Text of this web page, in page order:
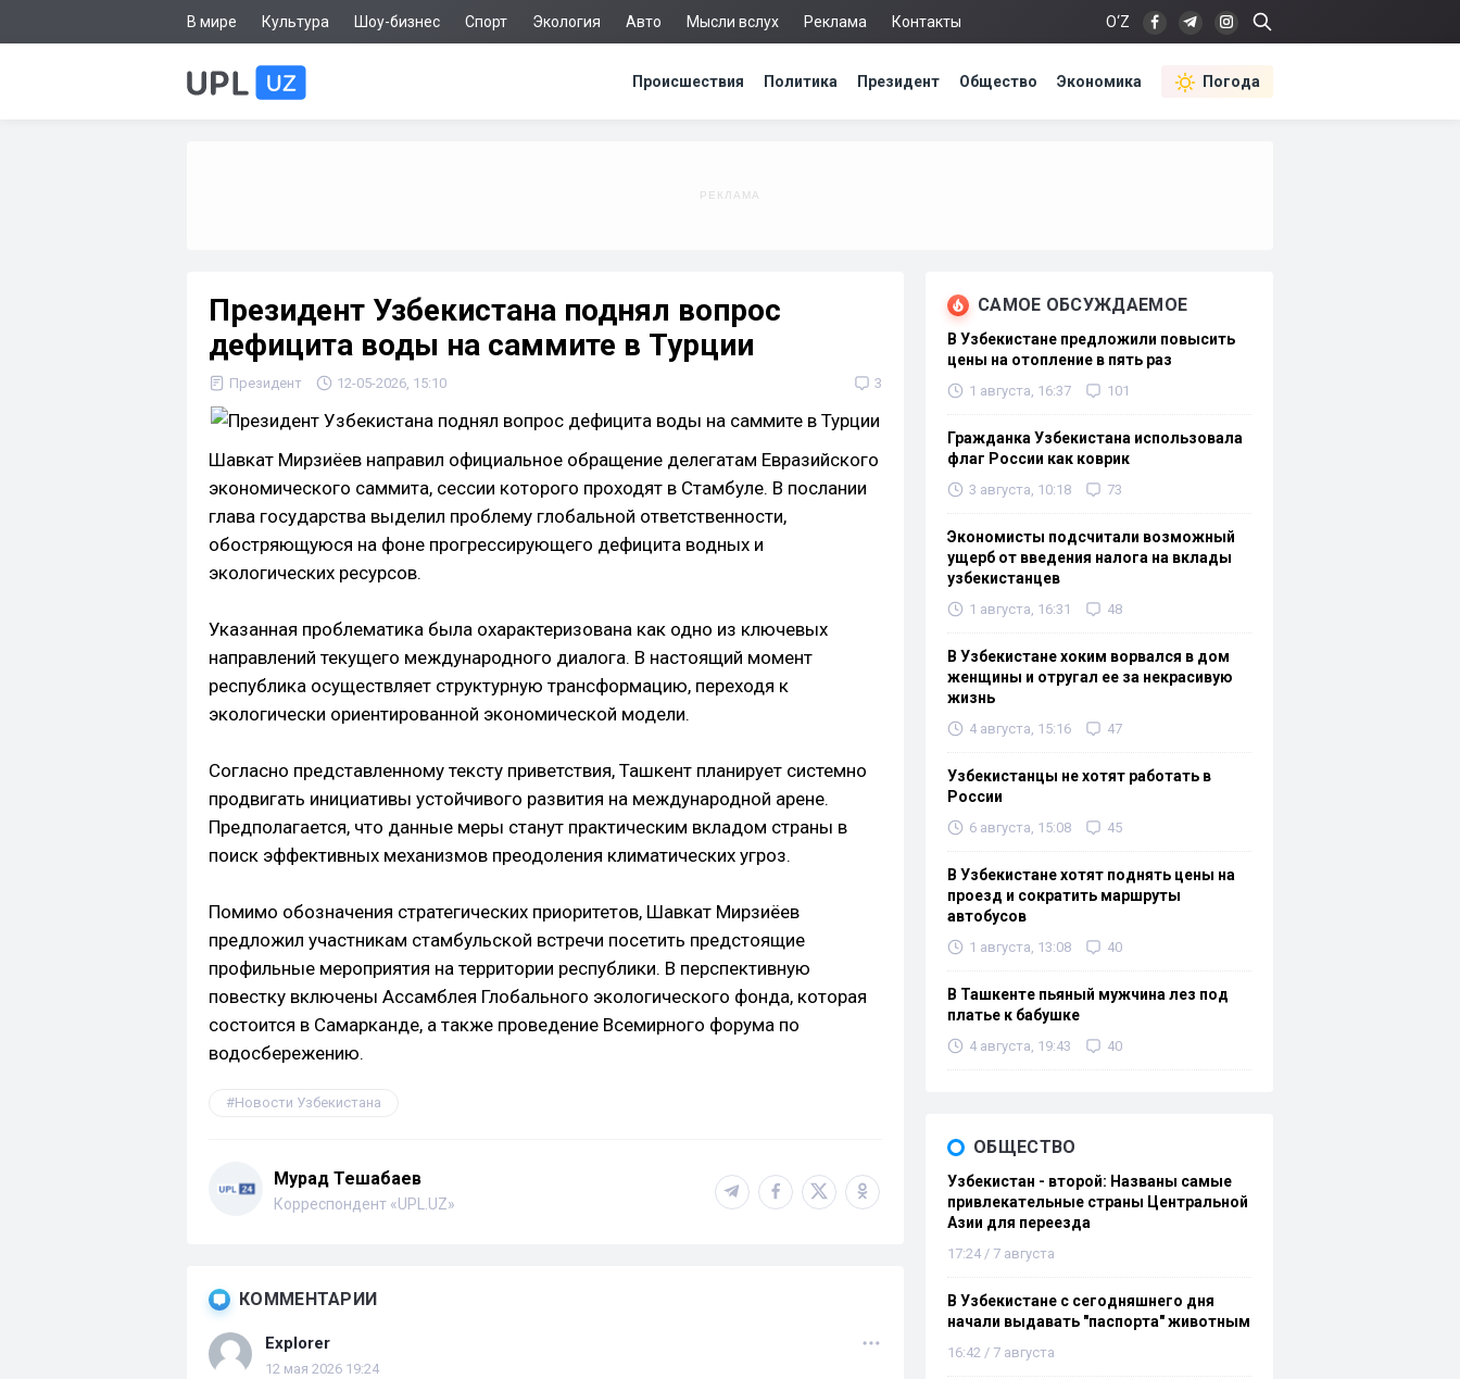
В мире Культура Шоу-бизнес Спорт Экология Авто Мысли вслух Реклама Контакты O‘Z
Происшествия Политика Президент Общество Экономика Погода
Президент Узбекистана поднял вопрос
дефицита воды на саммите в Турции
Президент 12-05-2026, 15:10 3
Шавкат Мирзиёев направил официальное обращение делегатам Евразийского
экономического саммита, сессии которого проходят в Стамбуле. В послании
глава государства выделил проблему глобальной ответственности,
обостряющуюся на фоне прогрессирующего дефицита водных и
экологических ресурсов.
Указанная проблематика была охарактеризована как одно из ключевых
направлений текущего международного диалога. В настоящий момент
республика осуществляет структурную трансформацию, переходя к
экологически ориентированной экономической модели.
Согласно представленному тексту приветствия, Ташкент планирует системно
продвигать инициативы устойчивого развития на международной арене.
Предполагается, что данные меры станут практическим вкладом страны в
поиск эффективных механизмов преодоления климатических угроз.
Помимо обозначения стратегических приоритетов, Шавкат Мирзиёев
предложил участникам стамбульской встречи посетить предстоящие
профильные мероприятия на территории республики. В перспективную
повестку включены Ассамблея Глобального экологического фонда, которая
состоится в Самарканде, а также проведение Всемирного форума по
водосбережению.
Новости Узбекистана
Мурад Тешабаев
Корреспондент «UPL.UZ»
КОММЕНТАРИИ
Explorer
12 мая 2026 19:24
САМОЕ ОБСУЖДАЕМОЕ
В Узбекистане предложили повысить
цены на отопление в пять раз
1 августа, 16:37 101
Гражданка Узбекистана использовала
флаг России как коврик
3 августа, 10:18 73
Экономисты подсчитали возможный
ущерб от введения налога на вклады
узбекистанцев
1 августа, 16:31 48
В Узбекистане хоким ворвался в дом
женщины и отругал ее за некрасивую
жизнь
4 августа, 15:16 47
Узбекистанцы не хотят работать в
России
6 августа, 15:08 45
В Узбекистане хотят поднять цены на
проезд и сократить маршруты
автобусов
1 августа, 13:08 40
В Ташкенте пьяный мужчина лез под
платье к бабушке
4 августа, 19:43 40
ОБЩЕСТВО
Узбекистан - второй: Названы самые
привлекательные страны Центральной
Азии для переезда
17:24 / 7 августа
В Узбекистане с сегодняшнего дня
начали выдавать "паспорта" животным
16:42 / 7 августа